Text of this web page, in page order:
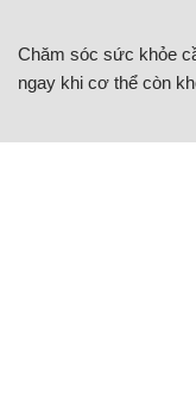
Chăm sóc sức khỏe
ngay khi cơ thể còn